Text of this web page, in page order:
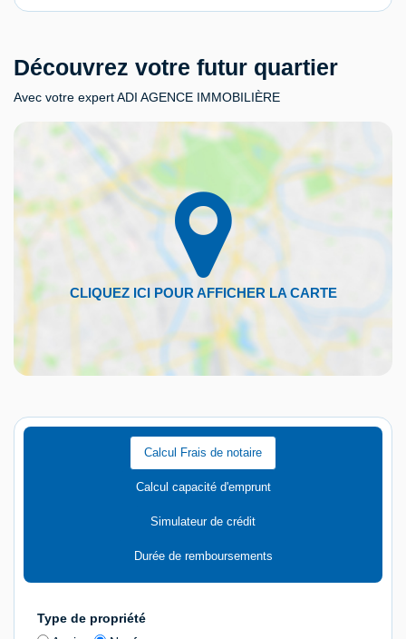
Découvrez votre futur quartier
Avec votre expert ADI AGENCE IMMOBILIÈRE
Calcul Frais de notaire
Calcul capacité d'emprunt
Simulateur de crédit
Durée de remboursements